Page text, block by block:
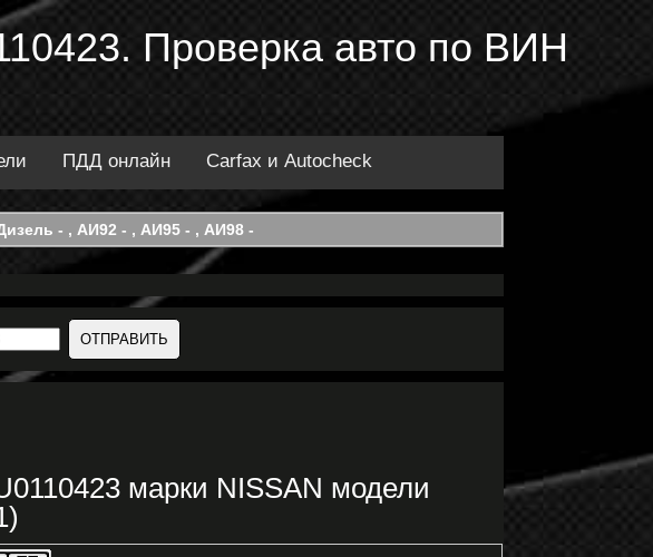
Проверка авто по ВИН
ПДД онлайн Carfax и Autocheck
- , АИ92 - , АИ95 - , АИ98 -
марки NISSAN модели